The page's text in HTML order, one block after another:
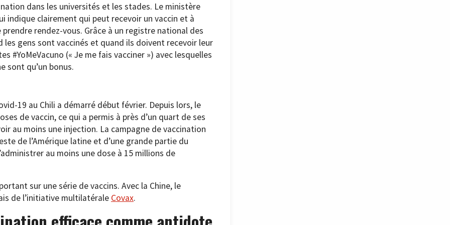
dans les universités et les stades. Le ministère
indique clairement qui peut recevoir un vaccin et à
rendez-vous. Grâce à un registre national des
gens sont vaccinés et quand ils doivent recevoir leur
#YoMeVacuno (« Je me fais vacciner ») avec lesquelles
sont qu’un bonus.
19 au Chili a démarré début février. Depuis lors, le
de vaccin, ce qui a permis à près d’un quart de ses
au moins une injection. La campagne de vaccination
de l’Amérique latine et d’une grande partie du
au moins une dose à 15 millions de
sur une série de vaccins. Avec la Chine, le
de l’initiative multilatérale Covax.